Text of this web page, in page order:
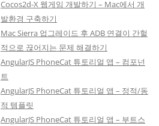
Cocos2d-X 웹게임 개발하기 – Mac에서 개
발환경 구축하기
Mac Sierra 업그레이드 후 ADB 연결이 간헐
적으로 끊어지는 문제 해결하기
AngularJS PhoneCat 튜토리얼 앱 – 컴포넌
트
AngularJS PhoneCat 튜토리얼 앱 – 정적/동
적 템플릿
AngularJS PhoneCat 튜토리얼 앱 – 부트스